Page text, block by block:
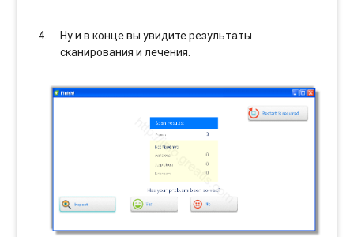
Ну и в конце вы увидите результаты
сканирования и лечения.